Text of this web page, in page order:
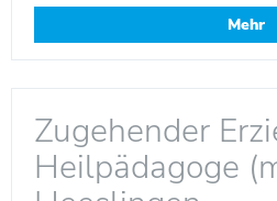
Mehr
Zugehender
Heilpädagoge